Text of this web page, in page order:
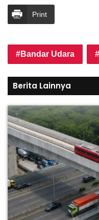
Print
Bandar Udara
Berita Lainnya